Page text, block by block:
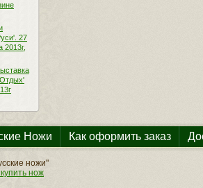
27
Ножи Как оформить заказ
ножи"
нож